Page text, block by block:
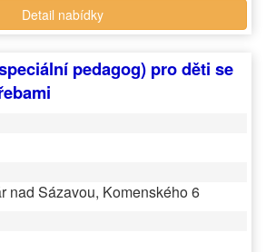
Detail nabídky
pedagog) pro děti se
nad Sázavou, Komenského 6